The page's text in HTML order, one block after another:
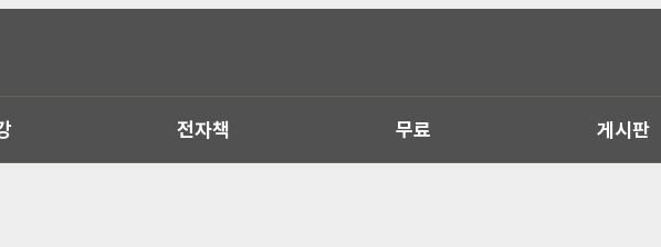
전자책 무료 게시판